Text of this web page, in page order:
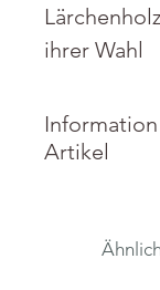
ihrer Wahl
Artikel
Maße: 29 x